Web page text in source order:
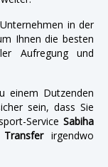
in der
Ihnen die besten
Aufregung und
einem Dutzenden
sein, dass Sie
Service Sabiha
irgendwo